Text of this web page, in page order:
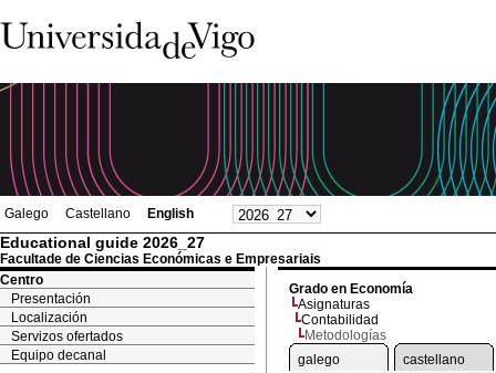
Galego Castellano English
Educational guide 2026_27
Facultade de Ciencias Económicas e Empresariais
Centro
Presentación
Localización
Servizos ofertados
Equipo decanal
Grado en Economía
Asignaturas
Contabilidad
Metodologías
galego
castellano